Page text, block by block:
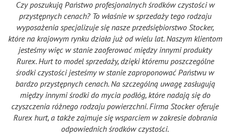
Czy poszukują Państwo profesjonalnych środków czystości w
przystępnych cenach? To właśnie w sprzedaży tego rodzaju
wyposażenia specjalizuje się nasze przedsiębiorstwo Stocker,
które na krajowym rynku działa już od wielu lat. Naszym klientom
jesteśmy więc w stanie zaoferować między innymi produkty
Rurex. Hurt to model sprzedaży, dzięki któremu poszczególne
środki czystości jesteśmy w stanie zaproponować Państwu w
bardzo przystępnych cenach. Na szczególną uwagę zasługują
między innymi środki do mycia podłóg, które nadają się do
czyszczenia różnego rodzaju powierzchni. Firma Stocker oferuje
Rurex hurt, a także zajmuje się wsparciem w zakresie dobrania
odpowiednich środków czystości.